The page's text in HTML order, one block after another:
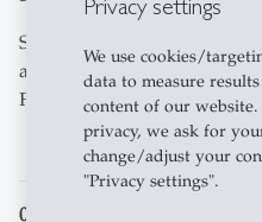
We use cookies/
data to measure
content of our
privacy, we ask for
change/adjust your
"Privacy settings".
Seien Sie dabei, wenn
aufeinandertreffen und die
Frauenfussball-EM für St.
06. Mai